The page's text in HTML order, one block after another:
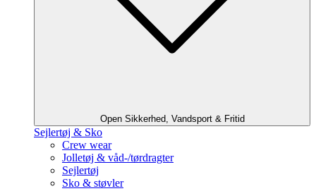
Open Sikkerhed, Vandsport & Fritid
Sejlertøj & Sko
Crew wear
Jolletøj & våd-/tørdragter
Sejlertøj
Sko & støvler